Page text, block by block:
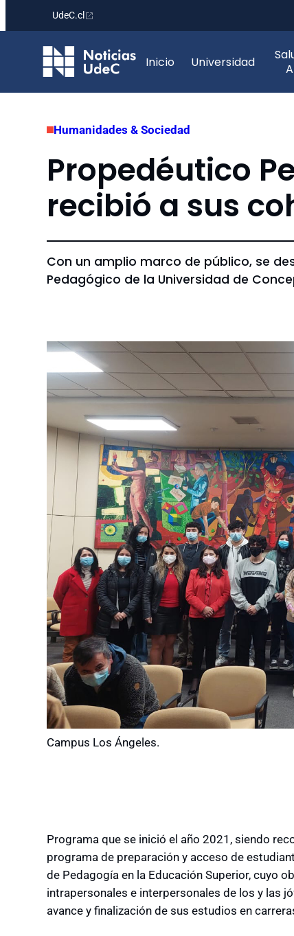
contenido
UdeC.cl
Inicio Universidad
Humanidades & Sociedad
Propedéutico
recibió a sus
Con un amplio marco de público, se
Pedagógico de la Universidad de
Campus Los Ángeles.
Programa que se inició el año 2021, siendo
programa de preparación y acceso de
de Pedagogía en la Educación Superior, cuyo
intrapersonales e interpersonales de los y las
avance y finalización de sus estudios en